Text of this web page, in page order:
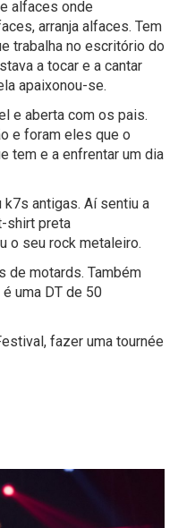
alfaces onde
arranja alfaces. Tem
trabalha no escritório do
a tocar e a cantar
apaixonou-se.
e aberta com os pais.
e foram eles que o
tem e a enfrentar um dia
k7s antigas. Aí sentiu a
shirt preta
o seu rock metaleiro.
de motards. Também
uma DT de 50
fazer uma tournée